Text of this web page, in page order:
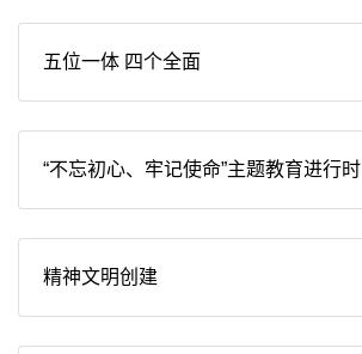
五位一体 四个全面
“不忘初心、牢记使命”主题教育进行时
精神文明创建